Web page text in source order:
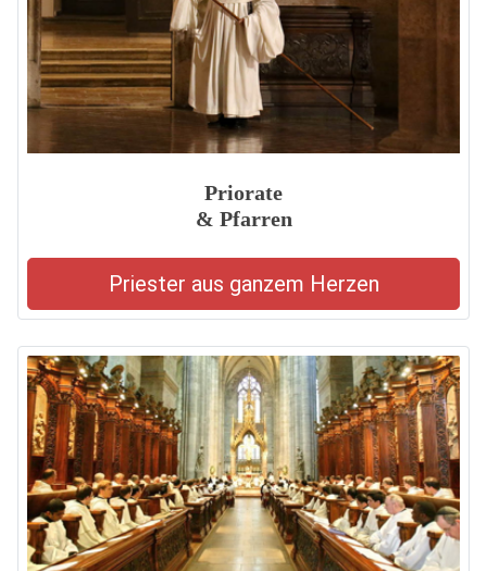
Priorate
& Pfarren
Priester aus ganzem Herzen